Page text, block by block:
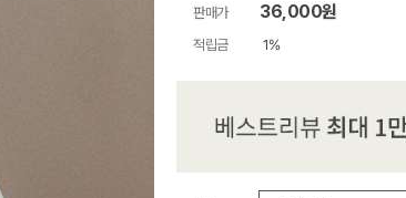
판매가 36,000원
적립금 1%